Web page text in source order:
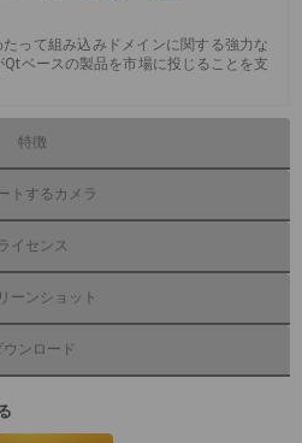
って組み込みドメインに関する強力な
ベースの製品を市場に投じることを支
特徴
トするカメラ
ライセンス
ーンショット
ウンロード